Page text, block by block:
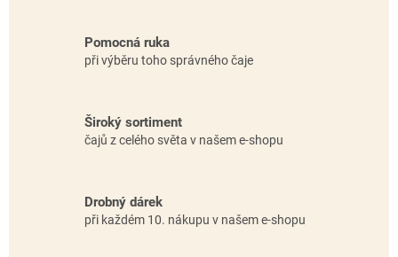
Pomocná ruka
při výběru toho správného čaje
Široký sortiment
čajů z celého světa v našem e-shopu
Drobný dárek
při každém 10. nákupu v našem e-shopu